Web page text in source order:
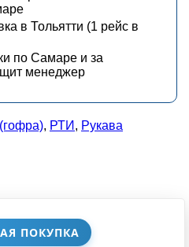
ПОКУПКА
в Тольятти (1 рейс в
по Самаре и за
менеджер
, РТИ , Рукава